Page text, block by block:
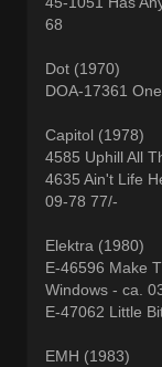
68
Dot (1970)
DOA-17361
Capitol (1978)
4585 Uphill All
4635 Ain't Life
09-78 77/-
Elektra (1980)
E-46596 Make
Windows - ca.
E-47062 Little
EMH (1983)